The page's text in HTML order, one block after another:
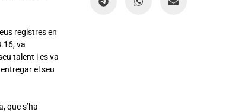
registres en
va
talent i es va
el seu
que s’ha